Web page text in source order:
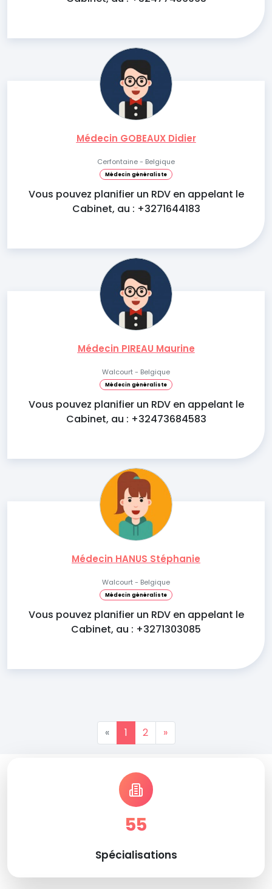
Médecin GOBEAUX Didier
Cerfontaine - Belgique
Médecin généraliste
Vous pouvez planifier un RDV en appelant le
Cabinet, au : +3271644183
Médecin PIREAU Maurine
Walcourt - Belgique
Médecin généraliste
Vous pouvez planifier un RDV en appelant le
Cabinet, au : +32473684583
Médecin HANUS Stéphanie
Walcourt - Belgique
Médecin généraliste
Vous pouvez planifier un RDV en appelant le
Cabinet, au : +3271303085
« 1 2 »
55
Spécialisations